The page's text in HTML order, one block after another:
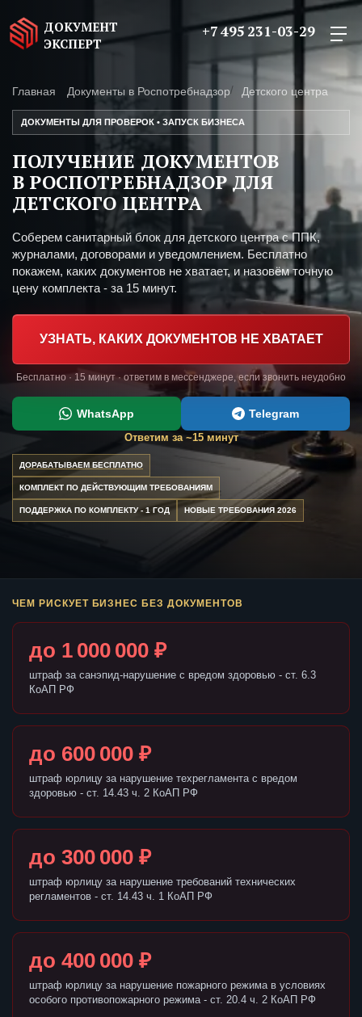
ДОКУМЕНТ
ЭКСПЕРТ
+7 495 231-03-29
Главная Документы в Роспотребнадзор Детского центра
ДОКУМЕНТЫ ДЛЯ ПРОВЕРОК • ЗАПУСК БИЗНЕСА
ПОЛУЧЕНИЕ ДОКУМЕНТОВ
В РОСПОТРЕБНАДЗОР ДЛЯ
ДЕТСКОГО ЦЕНТРА
Соберем санитарный блок для детского центра с ППК,
журналами, договорами и уведомлением. Бесплатно
покажем, каких документов не хватает, и назовём точную
цену комплекта - за 15 минут.
УЗНАТЬ, КАКИХ ДОКУМЕНТОВ НЕ ХВАТАЕТ
Бесплатно · 15 минут · ответим в мессенджере, если звонить неудобно
WhatsApp Telegram
Ответим за ~15 минут
ДОРАБАТЫВАЕМ БЕСПЛАТНО
КОМПЛЕКТ ПО ДЕЙСТВУЮЩИМ ТРЕБОВАНИЯМ
ПОДДЕРЖКА ПО КОМПЛЕКТУ - 1 ГОД НОВЫЕ ТРЕБОВАНИЯ 2026
ЧЕМ РИСКУЕТ БИЗНЕС БЕЗ ДОКУМЕНТОВ
до 1 000 000 ₽
штраф за санэпид-нарушение с вредом здоровью - ст. 6.3
КоАП РФ
до 600 000 ₽
штраф юрлицу за нарушение техрегламента с вредом
здоровью - ст. 14.43 ч. 2 КоАП РФ
до 300 000 ₽
штраф юрлицу за нарушение требований технических
регламентов - ст. 14.43 ч. 1 КоАП РФ
до 400 000 ₽
штраф юрлицу за нарушение пожарного режима в условиях
особого противопожарного режима - ст. 20.4 ч. 2 КоАП РФ